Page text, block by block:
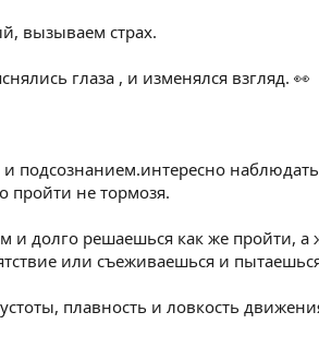
вызываем страх.
глаза , и изменялся взгляд. 👀
подсознанием.интересно
пройти не тормозя.
долго решаешься как же пройти, а
или съеживаешься и
плавность и ловкость